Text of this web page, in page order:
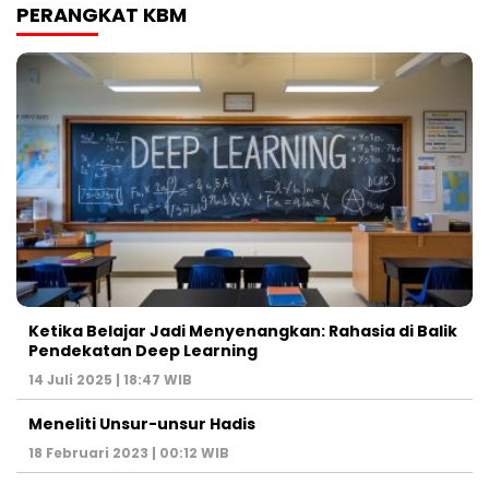
PERANGKAT KBM
Ketika Belajar Jadi Menyenangkan: Rahasia di Balik
Pendekatan Deep Learning
14 Juli 2025 | 18:47 WIB
Meneliti Unsur-unsur Hadis
18 Februari 2023 | 00:12 WIB